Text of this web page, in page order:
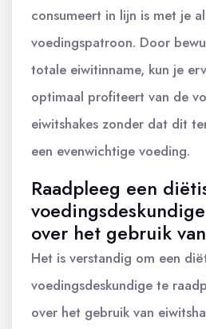
consumeert in lijn is met je
voedingspatroon. Door
totale eiwitinname, kun je
optimaal profiteert van de
eiwitshakes zonder dat dit
een evenwichtige voeding.
Raadpleeg een
over het gebruik
Het is verstandig om een
voedingsdeskundige te
over het gebruik van